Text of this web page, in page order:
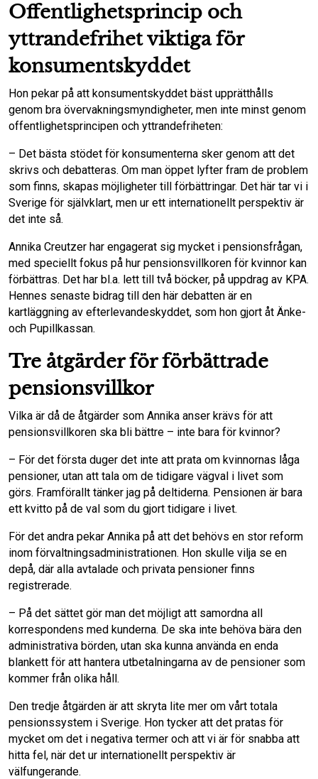
Offentlighetsprincip och
yttrandefrihet viktiga för
konsumentskyddet
Hon pekar på att konsumentskyddet bäst upprätthålls
genom bra övervakningsmyndigheter, men inte minst genom
offentlighetsprincipen och yttrandefriheten:
– Det bästa stödet för konsumenterna sker genom att det
skrivs och debatteras. Om man öppet lyfter fram de problem
som finns, skapas möjligheter till förbättringar. Det här tar vi i
Sverige för självklart, men ur ett internationellt perspektiv är
det inte så.
Annika Creutzer har engagerat sig mycket i pensionsfrågan,
med speciellt fokus på hur pensionsvillkoren för kvinnor kan
förbättras. Det har bl.a. lett till två böcker, på uppdrag av KPA.
Hennes senaste bidrag till den här debatten är en
kartläggning av efterlevandeskyddet, som hon gjort åt Änke-
och Pupillkassan.
Tre åtgärder för förbättrade
pensionsvillkor
Vilka är då de åtgärder som Annika anser krävs för att
pensionsvillkoren ska bli bättre – inte bara för kvinnor?
– För det första duger det inte att prata om kvinnornas låga
pensioner, utan att tala om de tidigare vägval i livet som
görs. Framförallt tänker jag på deltiderna. Pensionen är bara
ett kvitto på de val som du gjort tidigare i livet.
För det andra pekar Annika på att det behövs en stor reform
inom förvaltningsadministrationen. Hon skulle vilja se en
depå, där alla avtalade och privata pensioner finns
registrerade.
– På det sättet gör man det möjligt att samordna all
korrespondens med kunderna. De ska inte behöva bära den
administrativa börden, utan ska kunna använda en enda
blankett för att hantera utbetalningarna av de pensioner som
kommer från olika håll.
Den tredje åtgärden är att skryta lite mer om vårt totala
pensionssystem i Sverige. Hon tycker att det pratas för
mycket om det i negativa termer och att vi är för snabba att
hitta fel, när det ur internationellt perspektiv är
välfungerande.